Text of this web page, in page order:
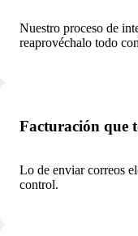
Nuestro proceso de
reaprovéchalo todo
Facturación que
Lo de enviar correos
control.